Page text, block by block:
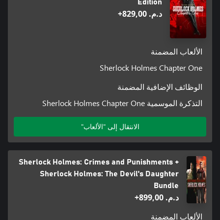
Edition
د.م.‏ 829,00+
الألعاب المضمنة
Sherlock Holmes Chapter One
الوظائف الإضافية المضمنة
التذكرة الموسمية Sherlock Holmes Chapter One
الانتقال إلى "الألعاب"
Sherlock Holmes: Crimes and Punishments +
Sherlock Holmes: The Devil's Daughter
Bundle
د.م.‏ 899,00+
الألعاب المضمنة